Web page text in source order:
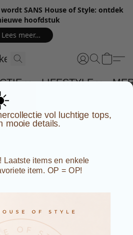
SANS House of Style: ontdek
hoofdstuk
Lees meer…
LIFESTYLE
vol luchtige tops,
mooie details.
Laatste items en enkele
item. OP = OP!